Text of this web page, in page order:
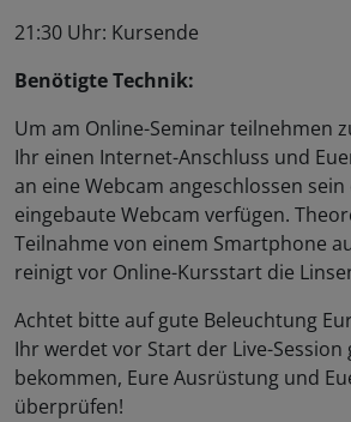
21:30 Uhr: Kursende
Benötigte Technik:
Um am Online-Seminar teilnehmen
Ihr einen Internet-Anschluss und
an eine Webcam angeschlossen
eingebaute Webcam verfügen.
Teilnahme von einem Smartphone
reinigt vor Online-Kursstart die
Achtet bitte auf gute Beleuchtung
Ihr werdet vor Start der Live-Session
bekommen, Eure Ausrüstung und
überprüfen!